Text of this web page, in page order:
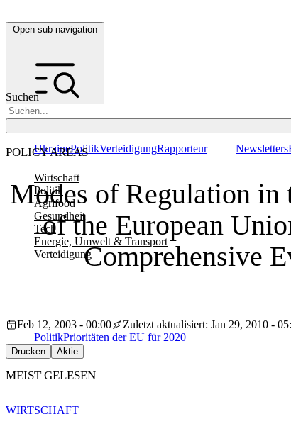
Open sub navigation
Suchen
POLICY AREAS
Wirtschaft
Politik
Agrifood
Gesundheit
Tech
Energie, Umwelt & Transport
Verteidigung
UkrainePolitikVerteidigungRapporteur Newsletters
Modes of Regulation in
of the European
Comprehensive
Feb 12, 2003 - 00:00
Zuletzt aktualisiert: Jan 29, 2010 -
PolitikPrioritäten der EU für 2020
Drucken Aktie
MEIST GELESEN
WIRTSCHAFT